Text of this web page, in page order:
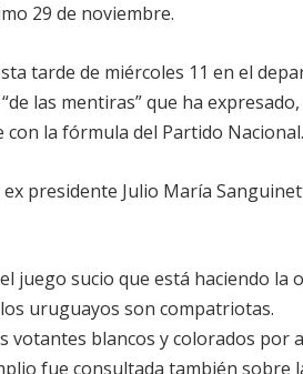
29 de noviembre.
tarde de miércoles 11 en el
las mentiras” que ha
la fórmula del Partido Nacional.
presidente Julio María
juego sucio que está haciendo la
uruguayos son compatriotas.
votantes blancos y colorados por
fue consultada también sobre